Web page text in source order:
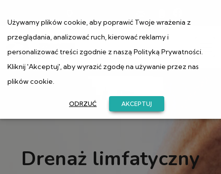
Drenaż limfatyczny
Używamy plików cookie, aby poprawić Twoje wrażenia z
przeglądania, analizować ruch, kierować reklamy i
personalizować treści zgodnie z naszą Polityką Prywatności.
Kliknij 'Akceptuj', aby wyrazić zgodę na używanie przez nas
plików cookie.
ODRZUĆ AKCEPTUJ